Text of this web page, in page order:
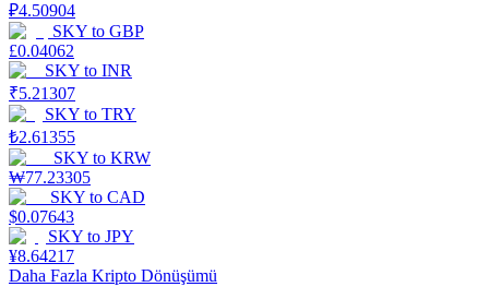
Staking
Yüksek getiri ve anında erişim
₽4.50904
SKY to GBP
£0.04062
SKY to INR
₹5.21307
SKY to TRY
₺2.61355
SKY to KRW
₩77.23305
SKY to CAD
$0.07643
SKY to JPY
¥8.64217
Daha Fazla Kripto Dönüşümü